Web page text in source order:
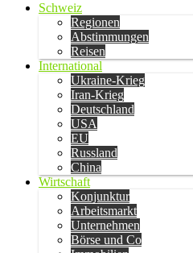
Schweiz
Regionen
Abstimmungen
Reisen
International
Ukraine-Krieg
Iran-Krieg
Deutschland
USA
EU
Russland
China
Wirtschaft
Konjunktur
Arbeitsmarkt
Unternehmen
Börse und Co